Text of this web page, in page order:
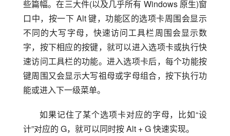
些篇幅。在三大件(以及几乎所有 Windows 原生)窗
口中，按一下 Alt 键，功能区的选项卡周围会显示
不同的大写字母，快速访问工具栏周围会显示数
字，按下相应的按键，就可以进入选项卡或执行快
速访问工具栏的功能。进入选项卡后，每个功能按
键周围又会显示大写祖母或字母组合，按下执行功
能或进入下一级菜单。
如果记住了某个选项卡对应的字母，比如“设
计”对应的 G，就可以同时按 Alt + G 快速实现。